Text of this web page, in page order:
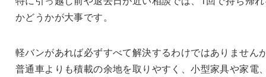
かどうかが大事です。
軽バンがあれば必ずすべて解決するわけではありません
普通車よりも積載の余地を取りやすく、小型家具や家電